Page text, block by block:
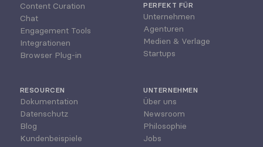
Content Curation
Chat
Engagement Tools
Integrationen
Browser Plug-in
PERFEKT FÜR
Unternehmen
Agenturen
Medien & Verlage
Startups
RESOURCEN
Dokumentation
Datenschutz
Blog
Kundenbeispiele
UNTERNEHMEN
Über uns
Newsroom
Philosophie
Jobs